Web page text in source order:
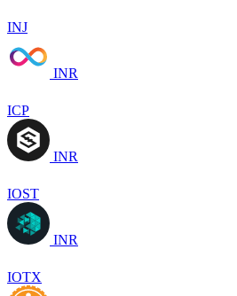
INJ
INR
ICP
INR
IOST
INR
IOTX